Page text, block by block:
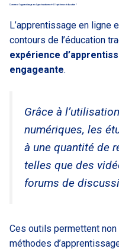
Comment l’apprentissage en ligne transforme-t-il l’expérience éducative ?
L’apprentissage en ligne
contours de l’éducation
expérience
engageante.
Grâce à
numériques, les
à une quantité de
telles que des
forums de
Ces outils permettent
méthodes